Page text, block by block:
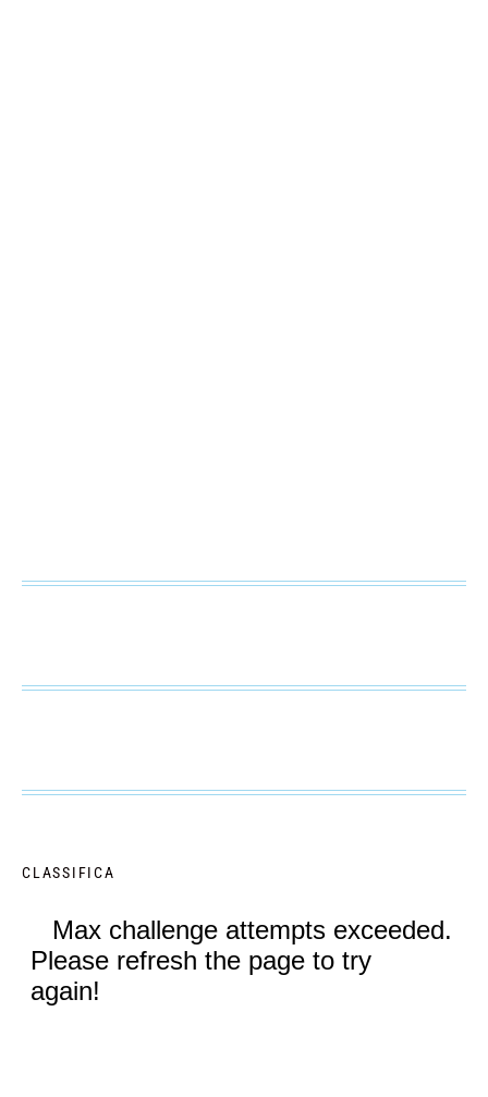
CLASSIFICA